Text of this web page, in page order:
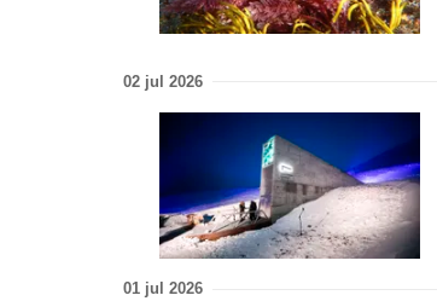
02 jul 2026
01 jul 2026